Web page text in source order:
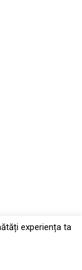
experiența ta